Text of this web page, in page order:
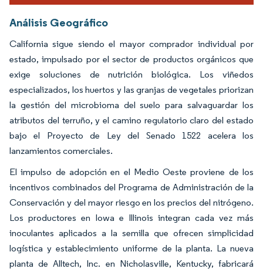
Análisis Geográfico
California sigue siendo el mayor comprador individual por
estado, impulsado por el sector de productos orgánicos que
exige soluciones de nutrición biológica. Los viñedos
especializados, los huertos y las granjas de vegetales priorizan
la gestión del microbioma del suelo para salvaguardar los
atributos del terruño, y el camino regulatorio claro del estado
bajo el Proyecto de Ley del Senado 1522 acelera los
lanzamientos comerciales.
El impulso de adopción en el Medio Oeste proviene de los
incentivos combinados del Programa de Administración de la
Conservación y del mayor riesgo en los precios del nitrógeno.
Los productores en Iowa e Illinois integran cada vez más
inoculantes aplicados a la semilla que ofrecen simplicidad
logística y establecimiento uniforme de la planta. La nueva
planta de Alltech, Inc. en Nicholasville, Kentucky, fabricará